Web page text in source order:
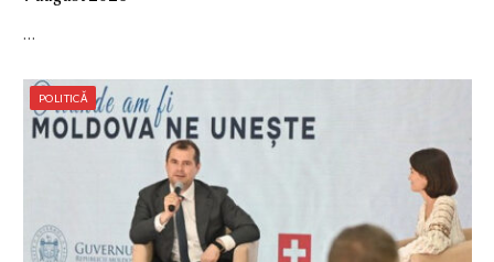
…
POLITICĂ